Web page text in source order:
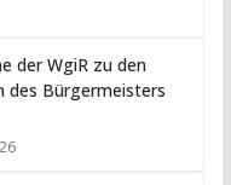
der WgiR zu den
des Bürgermeisters